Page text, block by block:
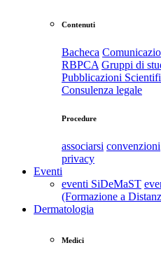
Contenuti
Bacheca
RBPCA Gruppi di
Pubblicazioni
Consulenza legale
Procedure
associarsi convenzioni
privacy
Eventi
eventi SiDeMaST
(Formazione a
Dermatologia
Medici